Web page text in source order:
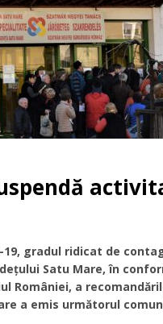
19, gradul ridicat de
Satu Mare, în
a
a emis următorul